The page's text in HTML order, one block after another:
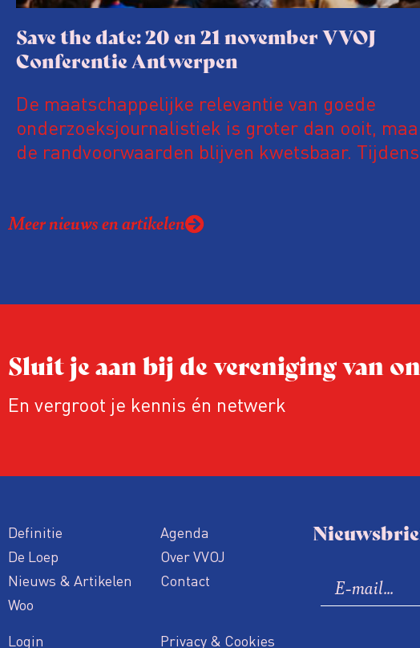
Save the date: 20 en 21 november VVOJ
Conferentie Antwerpen
De maatschappelijke relevantie van goede
onderzoeksjournalistiek is groter dan ooit,
de randvoorwaarden blijven kwetsbaar. Tijdens
urgente blik op de staat van ons vak.
Meer nieuws en artikelen
Sluit je aan bij de vereniging van
En vergroot je kennis én netwerk
Definitie
De Loep
Nieuws & Artikelen
Woo
Agenda
Over VVOJ
Contact
Login Privacy & Cookies